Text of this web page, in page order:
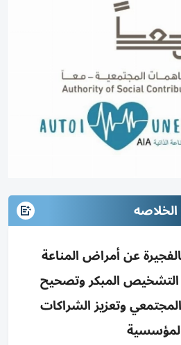
الخلاصه
عن أمراض المناعة
التشخيص المبكر وتصحيح
وتعزيز الشراكات